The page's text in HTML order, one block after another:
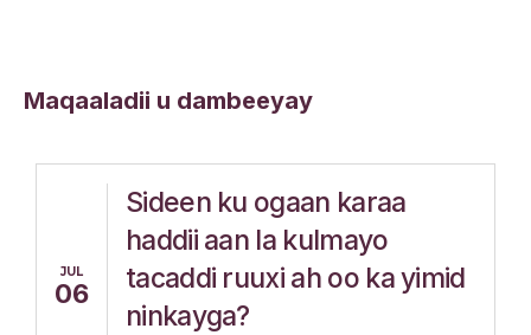
Maqaaladii u dambeeyay
JUL
06
Sideen ku ogaan karaa
haddii aan la kulmayo
tacaddi ruuxi ah oo ka yimid
ninkayga?